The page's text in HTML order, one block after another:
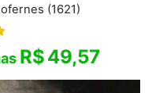
(1621)
R$49,57